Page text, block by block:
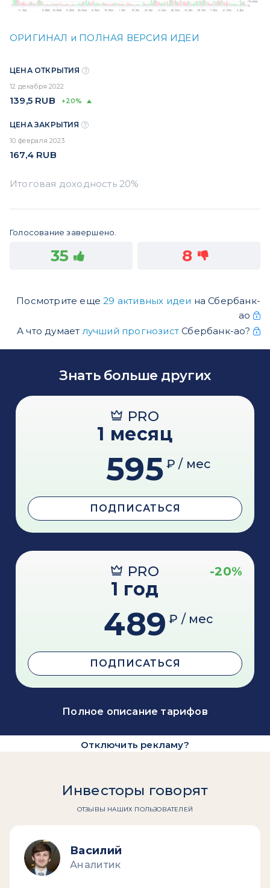
ОРИГИНАЛ и ПОЛНАЯ ВЕРСИЯ ИДЕИ
ЦЕНА ОТКРЫТИЯ
12 декабря 2022
139,5 RUB +20%
ЦЕНА ЗАКРЫТИЯ
10 февраля 2023
167,4 RUB
Голосование завершено.
35 8
Посмотрите еще29 активных идеи на Сбербанк-
ао
А что думает лучший прогнозистСбербанк-ао?
Знать больше других
PRO
1 месяц
595 ₽ / мес
ПОДПИСАТЬСЯ
PRO -20%
1 год
489 ₽ / мес
ПОДПИСАТЬСЯ
Полное описание тарифов
Отключить рекламу?
Инвесторы говорят
ОТЗЫВЫ НАШИХ ПОЛЬЗОВАТЕЛЕЙ
Василий
Аналитик